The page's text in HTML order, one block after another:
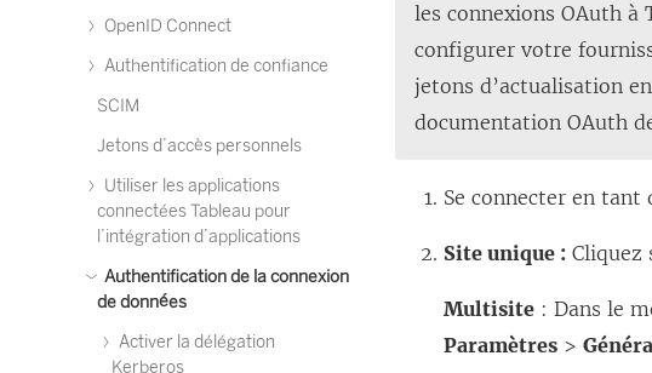
OpenID Connect
Authentification de confiance
SCIM
Jetons d’accès personnels
Utiliser les applications
connectées Tableau pour
l’intégration d’applications
Authentification de la connexion
de données
Activer la délégation
Kerberos
les connexions OAuth à
configurer votre
jetons d’actualisation
documentation OAuth
Se connecter en
Site unique :
Multisite : Dans le
Paramètres >